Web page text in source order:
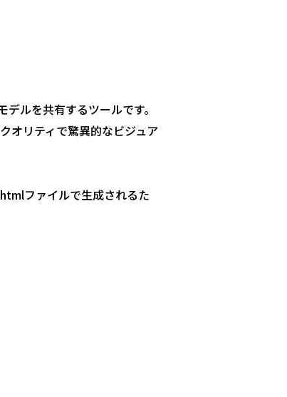
ルを共有するツールです。
オリティで驚異的なビジュア
ファイルで生成されるた